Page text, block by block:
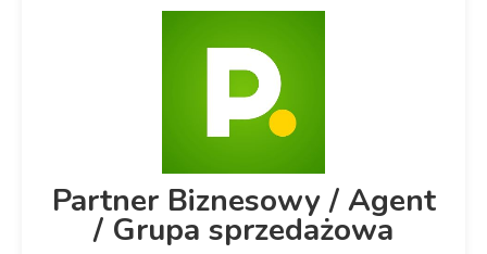
Partner Biznesowy / Agent
/ Grupa sprzedażowa